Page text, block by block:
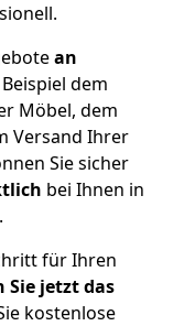
an
dem
Möbel, dem
Versand Ihrer
Sie sicher
bei Ihnen in
für Ihren
Sie jetzt das
kostenlose